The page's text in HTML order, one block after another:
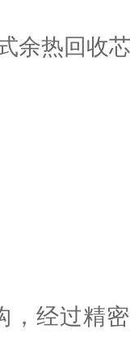
，经过精